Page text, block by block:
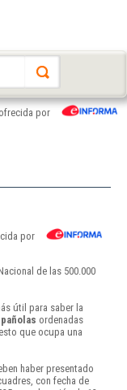
por
por
de las 500.000
útil para saber la
ordenadas
que ocupa una
haber presentado
con fecha de